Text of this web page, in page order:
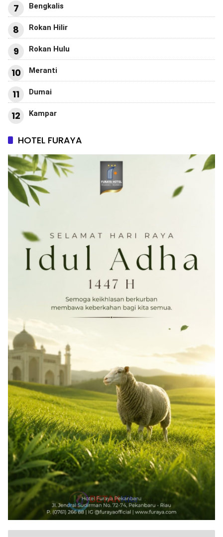
7 Bengkalis
8 Rokan Hilir
9 Rokan Hulu
10 Meranti
11 Dumai
12 Kampar
HOTEL FURAYA